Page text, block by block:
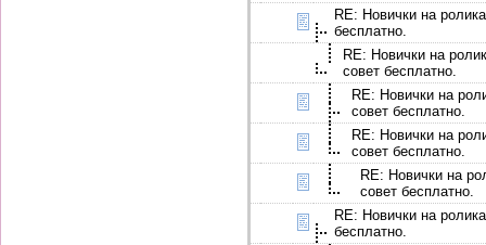
RE: Новички на
бесплатно.
RE: Новички на
совет бесплатно.
RE: Новички на
совет бесплатно.
RE: Новички на
совет бесплатно.
RE: Новички на
совет бесплатно.
RE: Новички на
бесплатно.